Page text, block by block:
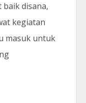
baik disana,
kegiatan
masuk untuk